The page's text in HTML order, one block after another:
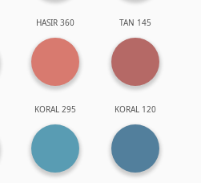
HASIR 360 TAN 145
KORAL 295 KORAL 120